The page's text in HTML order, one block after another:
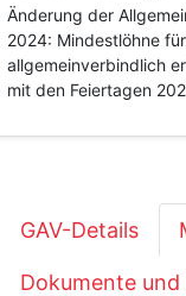
Änderung der
2024: Mindestlöhne
allgemeinverbindlich
mit den Feiertagen
GAV-Details
Dokumente und